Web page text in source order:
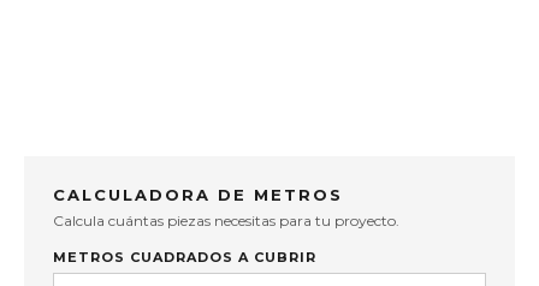
CALCULADORA DE METROS
Calcula cuántas piezas necesitas para tu proyecto.
METROS CUADRADOS A CUBRIR